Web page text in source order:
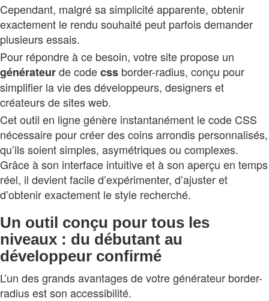
Cependant, malgré sa simplicité apparente, obtenir
exactement le rendu souhaité peut parfois demander
plusieurs essais.
Pour répondre à ce besoin, votre site propose un
générateurde codecss border-radius, conçu pour
simplifier la vie des développeurs, designers et
créateurs de sites web.
Cet outil en ligne génère instantanément le code CSS
nécessaire pour créer des coins arrondis personnalisés,
qu’ils soient simples, asymétriques ou complexes.
Grâce à son interface intuitive et à son aperçu en temps
réel, il devient facile d’expérimenter, d’ajuster et
d’obtenir exactement le style recherché.
Un outil conçu pour tous les
niveaux : du débutant au
développeur confirmé
L’un des grands avantages de votre générateur border-
radius est son accessibilité.